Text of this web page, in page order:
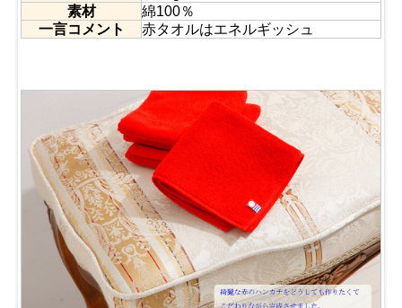
素材
綿100％
一言コメント
赤タオルはエネルギッシュ